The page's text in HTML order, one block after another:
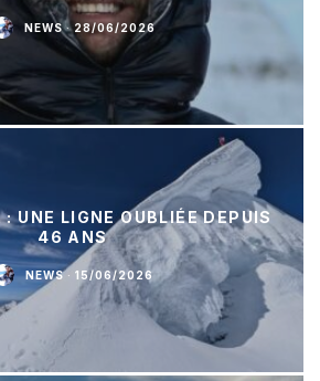
NEWS · 28/06/2026
UNE LIGNE OUBLIÉE DEPUIS
46 ANS
NEWS · 15/06/2026